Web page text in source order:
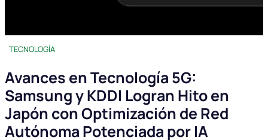
TECNOLOGÍA
Avances en Tecnología 5G:
Samsung y KDDI Logran Hito en
Japón con Optimización de Red
Autónoma Potenciada por IA